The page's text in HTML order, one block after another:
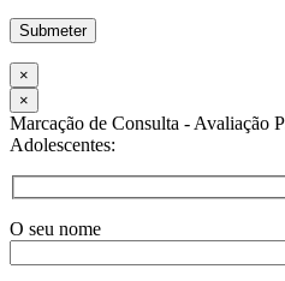
×
×
Marcação de Consulta - Avaliação
Adolescentes:
O seu nome